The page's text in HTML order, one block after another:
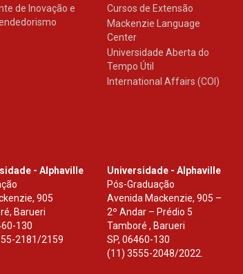
de Inovação e
Cursos de Extensão
Mackenzie Language
Center
Universidade Aberta do
Tempo Útil
International Affairs (COI)
- Alphaville
905
Barueri
130
2181/2159
Universidade - Alphaville
Pós-Graduação
Avenida Mackenzie, 905 –
2º Andar – Prédio 5
Tamboré , Barueri
SP, 06460-130
(11) 3555-2048/2022.